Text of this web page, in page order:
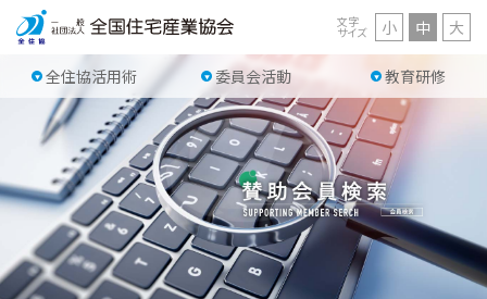
全住協活用術 委員会活動 教育研修
文字
サイズ 小 中 大